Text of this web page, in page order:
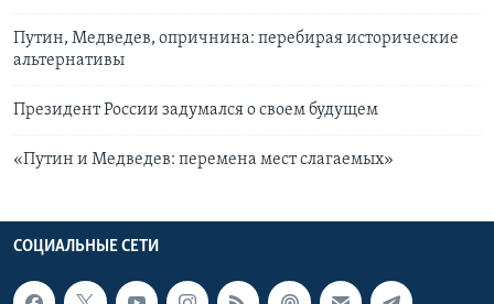
Путин, Медведев, опричнина: перебирая исторические
альтернативы
Президент России задумался о своем будущем
«Путин и Медведев: перемена мест слагаемых»
СОЦИАЛЬНЫЕ СЕТИ